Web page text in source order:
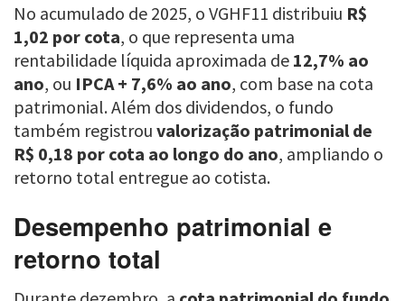
No acumulado de 2025, o VGHF11 distribuiu R$
1,02 por cota, o que representa uma
rentabilidade líquida aproximada de 12,7% ao
ano, ou IPCA + 7,6% ao ano, com base na cota
patrimonial. Além dos dividendos, o fundo
também registrou valorização patrimonial de
R$ 0,18 por cota ao longo do ano, ampliando o
retorno total entregue ao cotista.
Desempenho patrimonial e
retorno total